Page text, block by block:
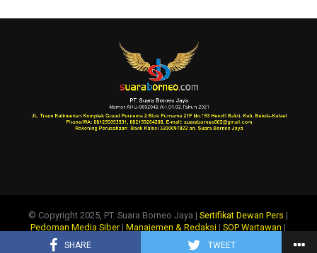
SHARE TWEET
© Copyright 2025, PT. Suara Borneo Jaya |Sertifikat Dewan Pers |
Pedoman Media Siber|Manajemen & Redaksi |SOP Wartawan |
Tentang Kami|Info Iklan